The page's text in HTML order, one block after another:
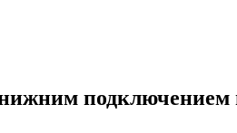
подключением